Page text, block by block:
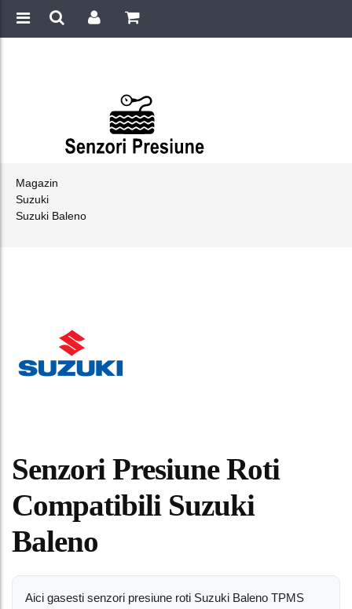
Magazin
Suzuki
Suzuki Baleno
Senzori Presiune Roti
Compatibili Suzuki
Baleno
Aici gasesti senzori presiune roti Suzuki Baleno TPMS